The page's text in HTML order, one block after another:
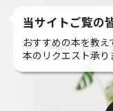
当サイトご覧の
おすすめの本を教え
本のリクエスト承り